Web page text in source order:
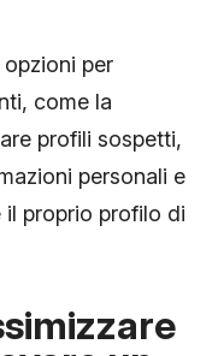
per
come la
profili sospetti,
personali e
il proprio profilo di